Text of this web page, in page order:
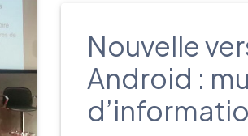
Nouvelle
Android :